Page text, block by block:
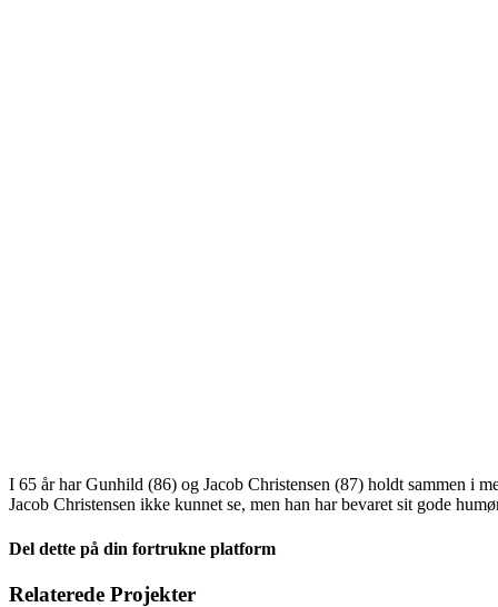
I 65 år har Gunhild (86) og Jacob Christensen (87) holdt sammen i
Jacob Christensen ikke kunnet se, men han har bevaret sit gode
Del dette på din fortrukne platform
Facebook
X
LinkedIn
E-
Relaterede Projekter